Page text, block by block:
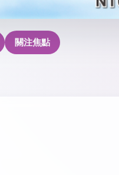
關注焦點